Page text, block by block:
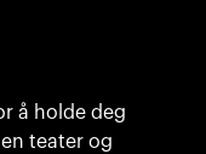
å holde deg
teater og